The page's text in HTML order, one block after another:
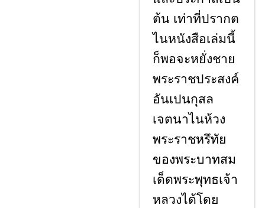
ต้น เท่าที่ปรากต
ไนหนังสือเล่มนี้
ก็พอจะหยั่งชาย
พระราชประสงค์
อันเปนกุสล
เจตนาไนห้วง
พระราชหรึทัย
ของพระบาทสม
เด็ดพระพุทธเจ้า
หลวงได้โดย